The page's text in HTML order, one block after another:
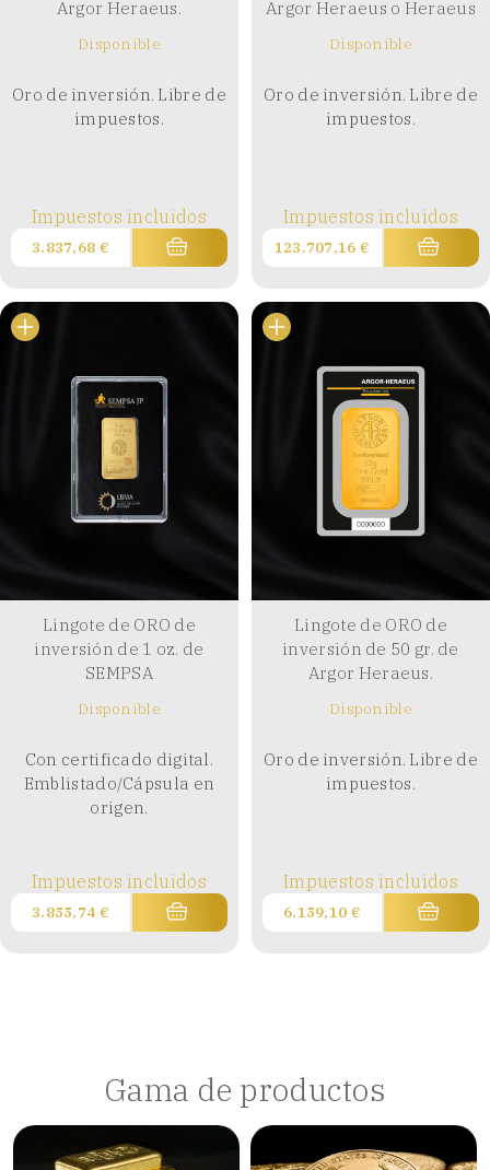
Argor Heraeus.
Disponible
Oro de inversión. Libre de
impuestos.
Impuestos incluidos
3.837,68 €
Argor Heraeus o Heraeus
Disponible
Oro de inversión. Libre de
impuestos.
Impuestos incluidos
123.707,16 €
Lingote de ORO de
inversión de 1 oz. de
SEMPSA
Disponible
Con certificado digital.
Emblistado/Cápsula en
origen.
Impuestos incluidos
3.855,74 €
Lingote de ORO de
inversión de 50 gr. de
Argor Heraeus.
Disponible
Oro de inversión. Libre de
impuestos.
Impuestos incluidos
6.159,10 €
Gama de productos